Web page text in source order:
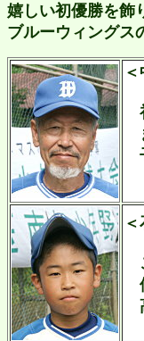
嬉しい初優勝を飾
ブルーウィングス